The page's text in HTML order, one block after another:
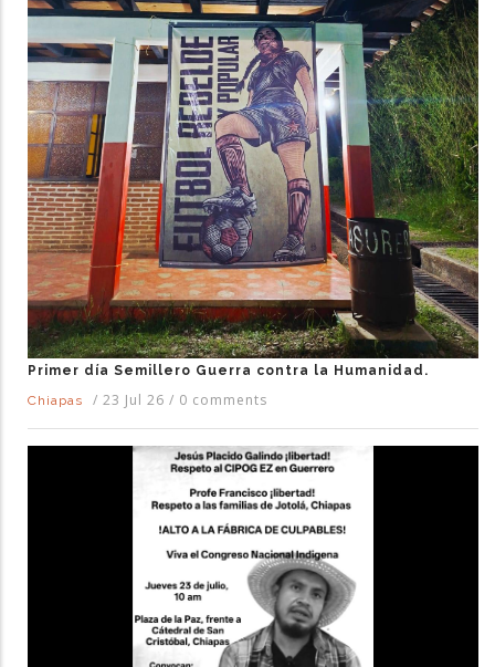
Primer día Semillero Guerra contra la Humanidad.
Chiapas
/ 23 Jul 26 / 0 comments